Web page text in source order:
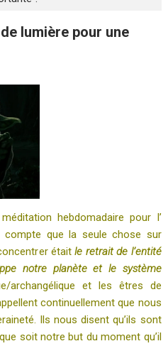
lumière pour une
hebdomadaire pour l’
compte que la seule chose sur
étaitle retrait de l’entité
notre planète et le système
archangélique et les êtres de
continuellement que nous
Ils nous disent qu’ils sont
soit notre but du moment qu’il